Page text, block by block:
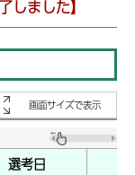
しました】
画面サイズで表示
選考日